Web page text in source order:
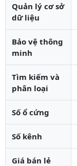
Quản lý cơ sở
dữ liệu
Bảo vệ thông
minh
Tìm kiếm và
phân loại
Số ổ cứng
Số kênh
Giá bán lẻ